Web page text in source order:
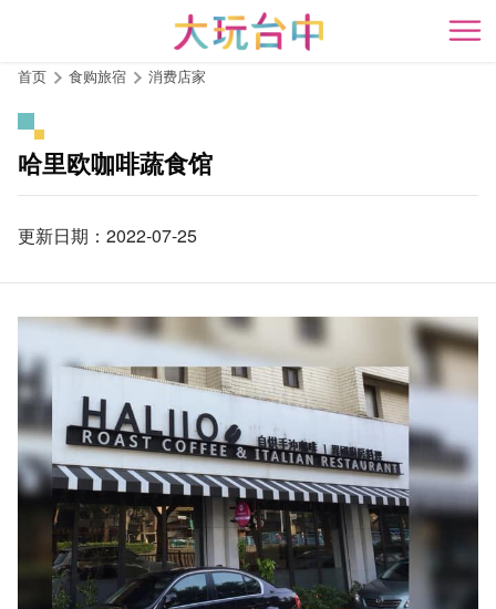
开
首页 食购旅宿 消费店家
哈里欧咖啡蔬食馆
更新日期：2022-07-25